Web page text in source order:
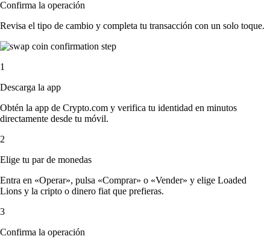
Confirma la operación
Revisa el tipo de cambio y completa tu transacción con un solo toque.
1
Descarga la app
Obtén la app de Crypto.com y verifica tu identidad en minutos
directamente desde tu móvil.
2
Elige tu par de monedas
Entra en «Operar», pulsa «Comprar» o «Vender» y elige Loaded
Lions y la cripto o dinero fiat que prefieras.
3
Confirma la operación